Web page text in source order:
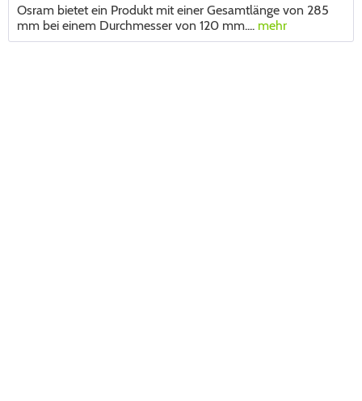
Osram bietet ein Produkt mit einer Gesamtlänge von 285
mm bei einem Durchmesser von 120 mm.... mehr